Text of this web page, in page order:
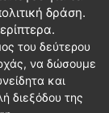
δράση.
του δεύτερου
να δώσουμε
και
διεξόδου της